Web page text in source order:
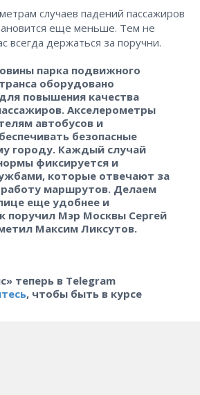
случаев падений пассажиров
еще меньше. Тем не
всегда держаться за поручни.
парка подвижного
оборудовано
повышения качества
Акселерометры
автобусов и
безопасные
городу. Каждый случай
фиксируется и
которые отвечают за
маршрутов. Делаем
еще удобнее и
поручил Мэр Москвы Сергей
Максим Ликсутов.
теперь в Telegram
, чтобы быть в курсе